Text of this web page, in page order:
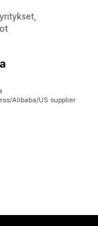
Alibaba/US supplier